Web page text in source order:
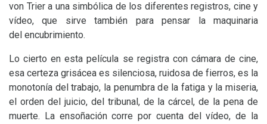
von Trier a una simbólica de los diferentes registros, cine y
vídeo, que sirve también para pensar la maquinaria
del encubrimiento.
Lo cierto en esta película se registra con cámara de cine,
esa certeza grisácea es silenciosa, ruidosa de fierros, es la
monotonía del trabajo, la penumbra de la fatiga y la miseria,
el orden del juicio, del tribunal, de la cárcel, de la pena de
muerte. La ensoñación corre por cuenta del vídeo, de la